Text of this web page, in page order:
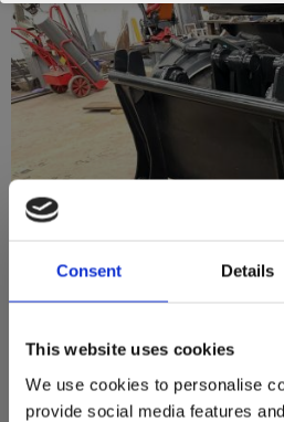
Consent Details
This website uses cookies
We use cookies to personalise
provide social media features
Relaterade produkter